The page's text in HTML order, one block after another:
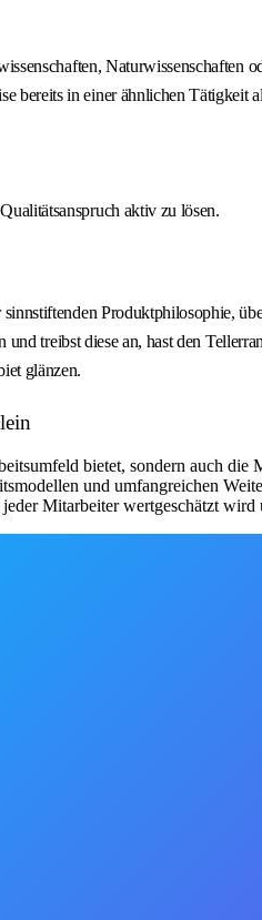
Naturwissenschaften
bereits in einer ähnlichen Tätigkeit
aktiv zu lösen.
Produktphilosophie,
treibst diese an, hast den
glänzen.
bietet, sondern auch
und umfangreichen
Mitarbeiter wertgeschätzt